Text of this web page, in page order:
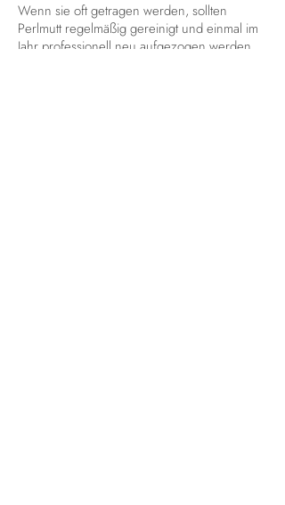
Wenn sie oft getragen werden, sollten
Perlmutt regelmäßig gereinigt und einmal im
Jahr professionell neu aufgezogen werden.